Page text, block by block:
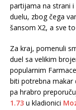
partijama na strani
duelu, zbog čega
šansom X2, a sve
Za kraj, pomenuli
duel sa velikim
popularnim
biti potrebna makar
pa hrabro
1.73 u kladionici